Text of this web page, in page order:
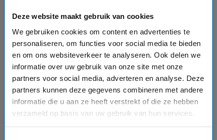
Deze website maakt gebruik van cookies
We gebruiken cookies om content en advertenties te
personaliseren, om functies voor social media te bieden
en om ons websiteverkeer te analyseren. Ook delen we
informatie over uw gebruik van onze site met onze
partners voor social media, adverteren en analyse. Deze
partners kunnen deze gegevens combineren met andere
informatie die u aan ze heeft verstrekt of die ze hebben
verzameld op basis van uw gebruik van hun services.
4 daagse Caribbean cruise met de Jewel of the
Seas
Royal Caribbean
eventvan: 10-09-2027 - Tot: 13-09-2027
schedule4 dagen place Caribbean
Vaarroute:Fort Lauderdale, Nassau, Cococay, Fort